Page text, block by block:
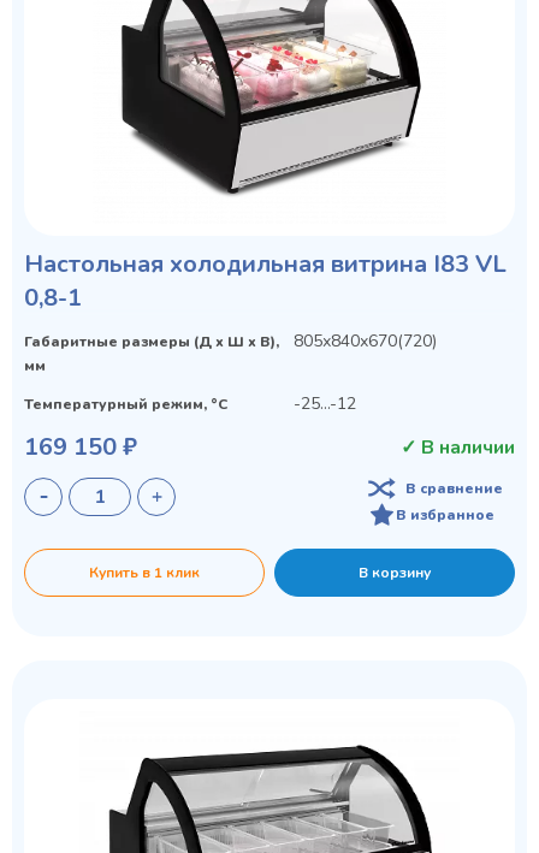
Настольная холодильная витрина I83 VL
0,8-1
Габаритные размеры (Д х Ш х В),
мм
805х840х670(720)
Температурный режим, °C -25...-12
169 150 ₽ ✓ В наличии
В сравнение
В избранное
Купить в 1 клик В корзину